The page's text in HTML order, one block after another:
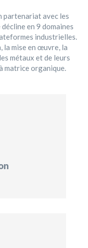
partenariat avec les
en 9 domaines
industrielles.
la mise en œuvre, la
métaux et de leurs
matrice organique.